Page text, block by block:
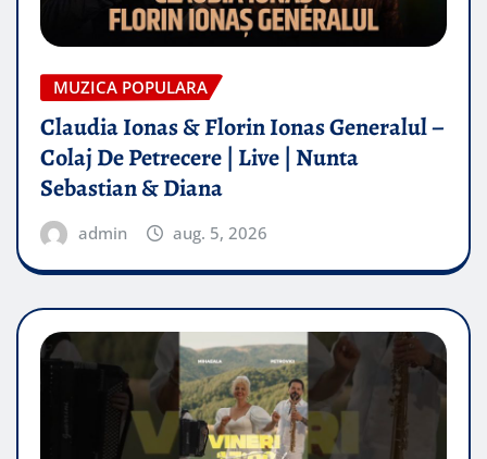
MUZICA POPULARA
Claudia Ionas & Florin Ionas Generalul –
Colaj De Petrecere | Live | Nunta
Sebastian & Diana
admin aug. 5, 2026